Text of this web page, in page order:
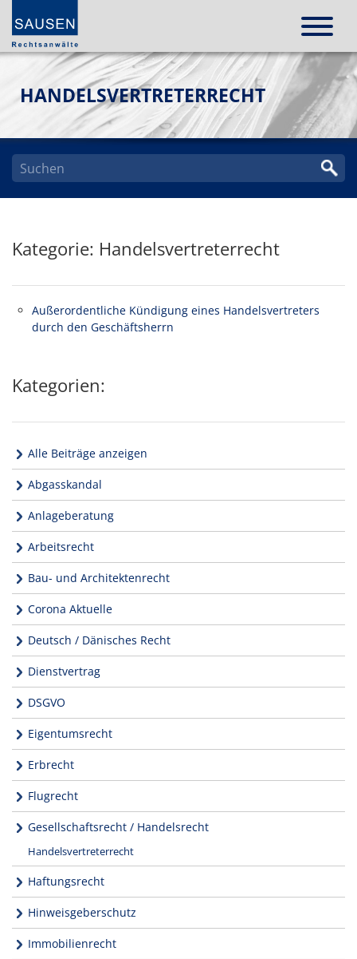
HANDELSVERTRETERRECHT
Kategorie: Handelsvertreterrecht
Außerordentliche Kündigung eines Handelsvertreters
durch den Geschäftsherrn
Kategorien:
Alle Beiträge anzeigen
Abgasskandal
Anlageberatung
Arbeitsrecht
Bau- und Architektenrecht
Corona Aktuelle
Deutsch / Dänisches Recht
Dienstvertrag
DSGVO
Eigentumsrecht
Erbrecht
Flugrecht
Gesellschaftsrecht / Handelsrecht
Handelsvertreterrecht
Haftungsrecht
Hinweisgeberschutz
Immobilienrecht